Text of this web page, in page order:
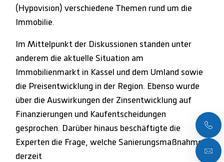
(Hypovision) verschiedene Themen rund um die
Immobilie.
Im Mittelpunkt der Diskussionen standen unter
anderem die aktuelle Situation am
Immobilienmarkt in Kassel und dem Umland sowie
die Preisentwicklung in der Region. Ebenso wurde
über die Auswirkungen der Zinsentwicklung auf
Finanzierungen und Kaufentscheidungen
gesprochen. Darüber hinaus beschäftigte die
Experten die Frage, welche Sanierungsmaßnahmen
derzeit